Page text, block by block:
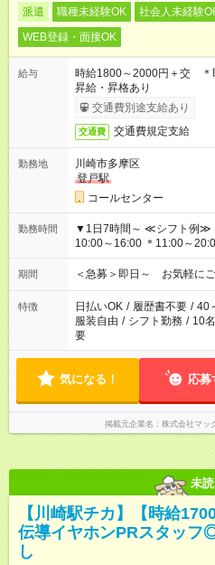
派遣 職種未経験OK 社会人未経験
WEB登録・面接OK
給与
時給1800～2000円＋交 ＊
昇給・昇格あり
交通費別途支給あり
交通費 交通費規定支給
勤務地
川崎市多摩区
登戸駅
コールセンター
勤務時間
▼1日7時間～ ≪シフト例≫ ＊09:00～15:00 ＊09:00～17:00 ＊
10:00～16:00 ＊11:00～
期間 ＜急募＞即日～ お気軽に
特徴 日払いOK / 履歴書不要 / 40
服装自由 / シフト勤務 / 10
要
気になる！ 応募
掲載元企業名 株式会社マッ
未読
【川崎駅チカ】【時給
伝導イヤホンPRスタッフ
し